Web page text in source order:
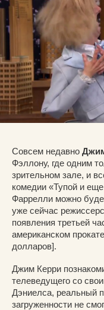
Совсем недавно
Фэллону, где одним
зрительном зале, и
комедии «Тупой и
Фаррелли можно
уже сейчас
появления третьей
американском
долларов].
Джим Керри
телеведущего со
Дэниелса, реальный
загруженности не